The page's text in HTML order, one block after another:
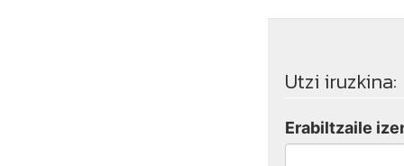
Utzi iruzkina:
Erabiltzaile